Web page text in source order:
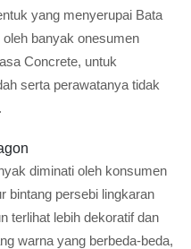
yang menyerupai Bata
banyak onesumen
Concrete, untuk
serta perawatanya tidak
diminati oleh konsumen
bintang persebi lingkaran
terlihat lebih dekoratif dan
warna yang berbeda-beda,